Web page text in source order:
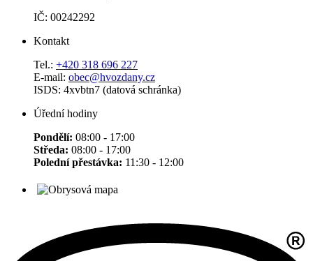
IČ: 00242292
Kontakt
Tel.: +420 318 696 227
E-mail: obec@hvozdany.cz
ISDS: 4xvbtn7 (datová schránka)
Úřední hodiny
Pondělí: 08:00 - 17:00
Středa: 08:00 - 17:00
Polední přestávka: 11:30 - 12:00